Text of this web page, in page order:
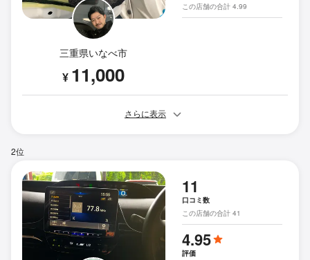
三重県いなべ市
¥ 11,000
この店舗の合計 4.99
さらに表示
2位
11
口コミ数
この店舗の合計 41
4.95
評価